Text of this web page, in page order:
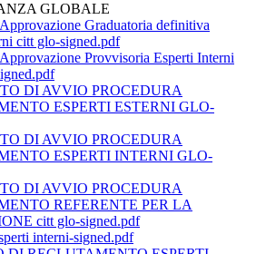
GLOBALE
Graduatoria definitiva
citt glo-signed.pdf
Provvisoria Esperti Interni
DI AVVIO PROCEDURA
ESPERTI ESTERNI GLO-
DI AVVIO PROCEDURA
ESPERTI INTERNI GLO-
DI AVVIO PROCEDURA
REFERENTE PER LA
citt glo-signed.pdf
interni-signed.pdf